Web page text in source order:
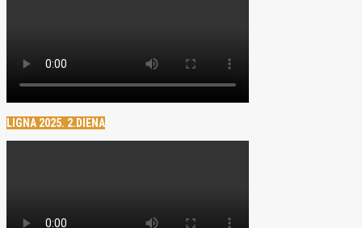
LIGNA 2025. 2.DIENA